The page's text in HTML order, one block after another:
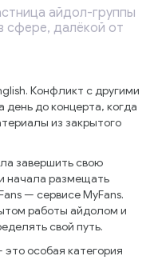
айдол-группы
сфере, далёкой от
Конфликт с другими
день до концерта, когда
из закрытого
завершить свою
начала размещать
— сервисе MyFans.
работы айдолом и
свой путь.
особая категория